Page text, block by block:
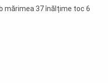
mărimea 37 înălțime toc 6